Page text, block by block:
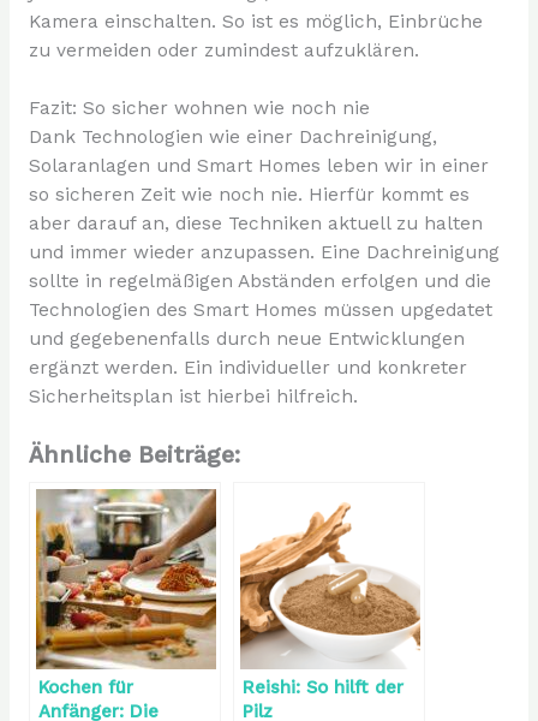
Kamera einschalten. So ist es möglich, Einbrüche
zu vermeiden oder zumindest aufzuklären.
Fazit: So sicher wohnen wie noch nie
Dank Technologien wie einer Dachreinigung,
Solaranlagen und Smart Homes leben wir in einer
so sicheren Zeit wie noch nie. Hierfür kommt es
aber darauf an, diese Techniken aktuell zu halten
und immer wieder anzupassen. Eine Dachreinigung
sollte in regelmäßigen Abständen erfolgen und die
Technologien des Smart Homes müssen upgedatet
und gegebenenfalls durch neue Entwicklungen
ergänzt werden. Ein individueller und konkreter
Sicherheitsplan ist hierbei hilfreich.
Ähnliche Beiträge:
Kochen für
Anfänger: Die
Reishi: So hilft der
Pilz